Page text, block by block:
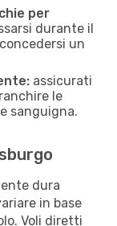
per
durante il
un
assicurati
le
sanguigna.
dura
in base
Voli diretti